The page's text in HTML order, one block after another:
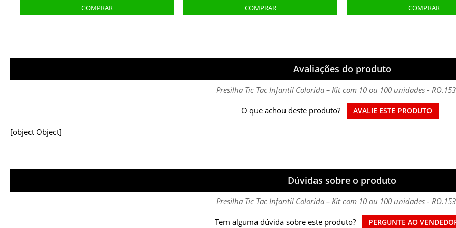
Avaliações do produto
Presilha Tic Tac Infantil Colorida – Kit com 10 ou 100 unidades -
O que achou deste produto? AVALIE ESTE PRODUTO
[object Object]
Dúvidas sobre o produto
Presilha Tic Tac Infantil Colorida – Kit com 10 ou 100 unidades -
Tem alguma dúvida sobre este produto? PERGUNTE AO